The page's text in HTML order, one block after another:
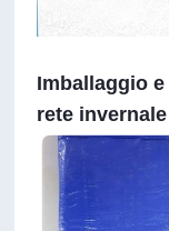
Imballaggio
rete